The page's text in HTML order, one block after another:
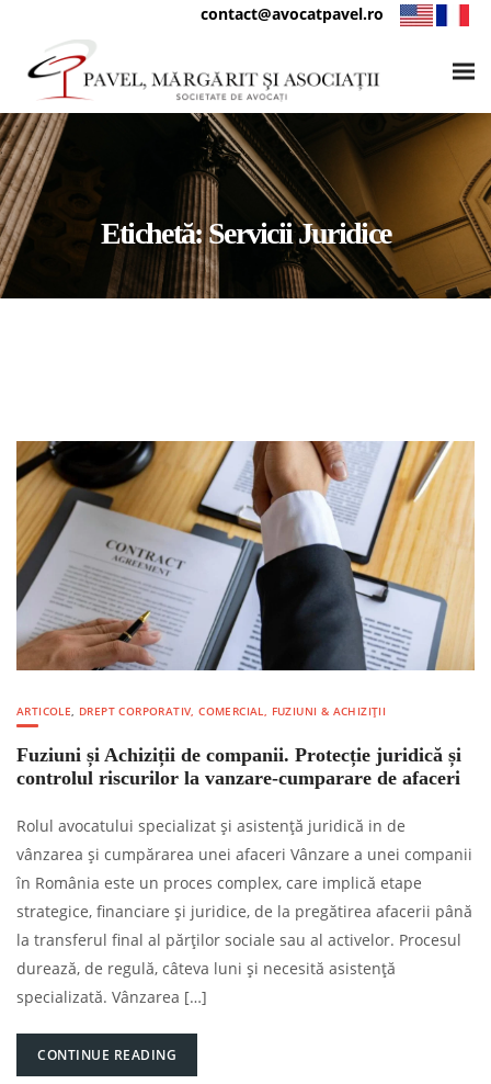
contact@avocatpavel.ro
Etichetă:Servicii Juridice
ARTICOLE, DREPT CORPORATIV, COMERCIAL, FUZIUNI & ACHIZIȚII
Fuziuni și Achiziții de companii. Protecție juridică și
controlul riscurilor la vanzare-cumparare de afaceri
Rolul avocatului specializat și asistență juridică in de
vânzarea și cumpărarea unei afaceri Vânzare a unei companii
în România este un proces complex, care implică etape
strategice, financiare și juridice, de la pregătirea afacerii până
la transferul final al părților sociale sau al activelor. Procesul
durează, de regulă, câteva luni și necesită asistență
specializată. Vânzarea […]
CONTINUE READING